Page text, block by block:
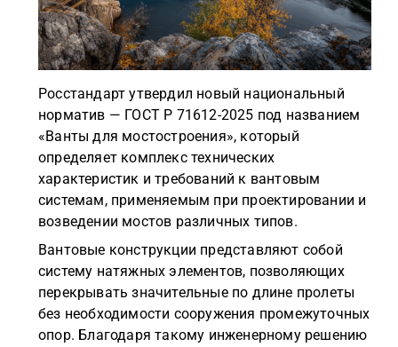
Росстандарт утвердил новый национальный
норматив — ГОСТ Р 71612-2025 под названием
«Ванты для мостостроения», который
определяет комплекс технических
характеристик и требований к вантовым
системам, применяемым при проектировании и
возведении мостов различных типов.
Вантовые конструкции представляют собой
систему натяжных элементов, позволяющих
перекрывать значительные по длине пролеты
без необходимости сооружения промежуточных
опор. Благодаря такому инженерному решению